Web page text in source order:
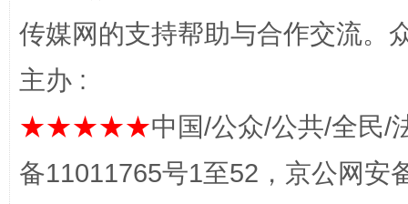
传媒网的支持帮助与合作交流。
主办 :
★★★★★中国/公众/公共/全民/
备11011765号1至52，京公网安